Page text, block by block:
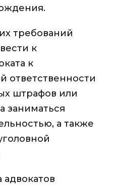
требований
к
к
ответственности
штрафов или
заниматься
а также
адвокатов